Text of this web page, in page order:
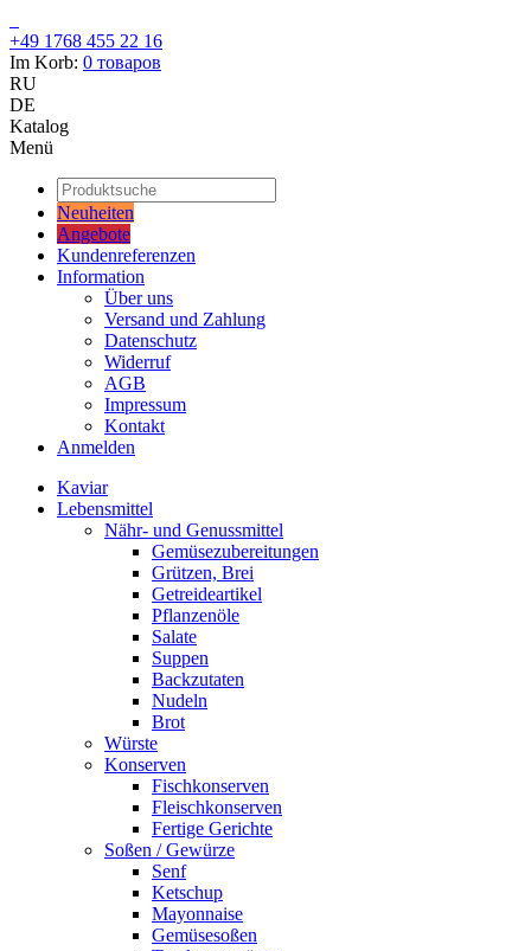
+49 1768 455 22 16
Im Korb: 0 товаров
RU
DE
Katalog
Menü
Neuheiten
Angebote
Kundenreferenzen
Information
Über uns
Versand und Zahlung
Datenschutz
Widerruf
AGB
Impressum
Kontakt
Anmelden
Kaviar
Lebensmittel
Nähr- und Genussmittel
Gemüsezubereitungen
Grützen, Brei
Getreideartikel
Pflanzenöle
Salate
Suppen
Backzutaten
Nudeln
Brot
Würste
Konserven
Fischkonserven
Fleischkonserven
Fertige Gerichte
Soßen / Gewürze
Senf
Ketschup
Mayonnaise
Gemüsesoßen